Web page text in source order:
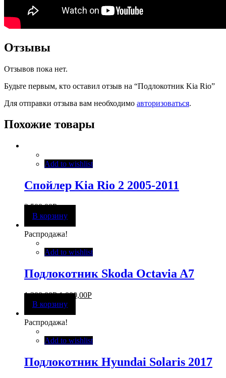
Отзывы
Отзывов пока нет.
Будьте первым, кто оставил отзыв на “Подлокотник Kia Rio”
Для отправки отзыва вам необходимо авторизоваться.
Похожие товары
Add to wishlist
Спойлер Kia Rio 2 2005-2011
2 500,00Р
В корзину
Распродажа!
Add to wishlist
Подлокотник Skoda Octavia A7
1 300,00Р 1 000,00Р
В корзину
Распродажа!
Add to wishlist
Подлокотник Hyundai Solaris 2017